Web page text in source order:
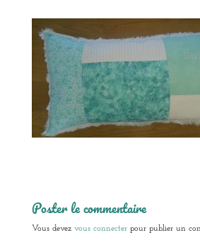
Poster le commentaire
Vous devez vous connecterpour publier un